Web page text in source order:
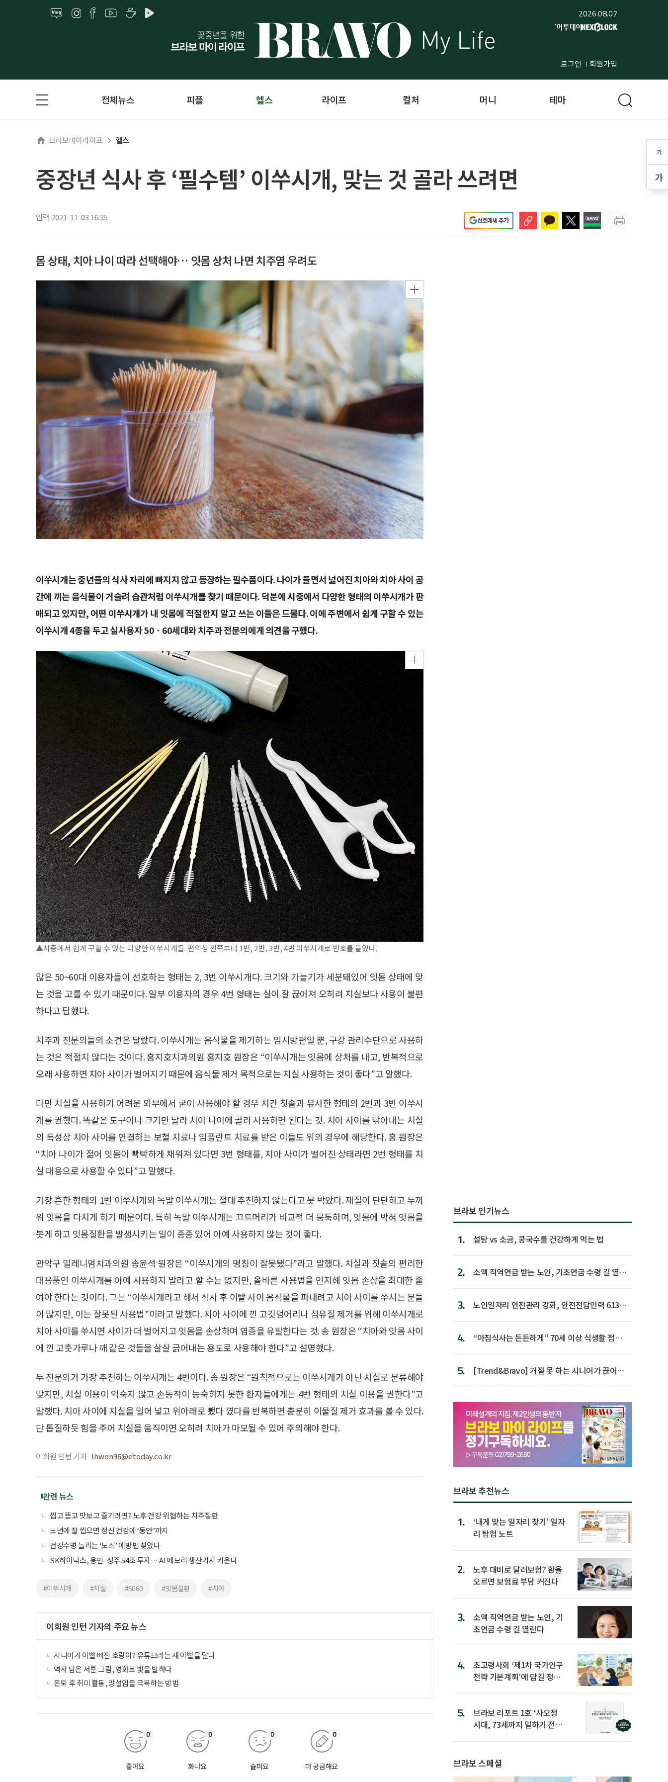
2026.08.07
로그인 회원가입
가
가
전체뉴스 피플 헬스 라이프 컬처 머니 테마
브라보마이라이프 헬스
중장년 식사 후 ‘필수템’ 이쑤시개, 맞는 것 골라 쓰려면
입력 2021-11-03 16:35 선호매체 추가
몸 상태, 치아 나이 따라 선택해야… 잇몸 상처 나면 치주염 우려도
이쑤시개는 중년들의 식사 자리에 빠지지 않고 등장하는 필수품이다. 나이가 들면서 넓어진 치아와 치아 사이 공
간에 끼는 음식물이 거슬려 습관처럼 이쑤시개를 찾기 때문이다. 덕분에 시중에서 다양한 형태의 이쑤시개가 판
매되고 있지만, 어떤 이쑤시개가 내 잇몸에 적절한지 알고 쓰는 이들은 드물다. 이에 주변에서 쉽게 구할 수 있는
이쑤시개 4종을 두고 실사용자 50ㆍ60세대와 치주과 전문의에게 의견을 구했다.
▲시중에서 쉽게 구할 수 있는 다양한 이쑤시개들. 편의상 왼쪽부터 1번, 2번, 3번, 4번 이쑤시개로 번호를 붙였다.
많은 50~60대 이용자들이 선호하는 형태는 2, 3번 이쑤시개다. 크기와 가늘기가 세분돼있어 잇몸 상태에 맞
는 것을 고를 수 있기 때문이다. 일부 이용자의 경우 4번 형태는 실이 잘 끊어져 오히려 치실보다 사용이 불편
하다고 답했다.
치주과 전문의들의 소견은 달랐다. 이쑤시개는 음식물을 제거하는 임시방편일 뿐, 구강 관리수단으로 사용하
는 것은 적절치 않다는 것이다. 홍지호치과의원 홍지호 원장은 “이쑤시개는 잇몸에 상처를 내고, 반복적으로
오래 사용하면 치아 사이가 벌어지기 때문에 음식물 제거 목적으로는 치실 사용하는 것이 좋다”고 말했다.
다만 치실을 사용하기 어려운 외부에서 굳이 사용해야 할 경우 치간 칫솔과 유사한 형태의 2번과 3번 이쑤시
개를 권했다. 똑같은 도구이나 크기만 달라 치아 나이에 골라 사용하면 된다는 것. 치아 사이를 닦아내는 치실
의 특성상 치아 사이를 연결하는 보철 치료나 임플란트 치료를 받은 이들도 위의 경우에 해당한다. 홍 원장은
“치아 나이가 젊어 잇몸이 빡빡하게 채워져 있다면 3번 형태를, 치아 사이가 벌어진 상태라면 2번 형태를 치
실 대용으로 사용할 수 있다”고 말했다.
가장 흔한 형태의 1번 이쑤시개와 녹말 이쑤시개는 절대 추천하지 않는다고 못 박았다. 재질이 단단하고 두꺼
워 잇몸을 다치게 하기 때문이다. 특히 녹말 이쑤시개는 끄트머리가 비교적 더 뭉툭하며, 잇몸에 박혀 잇몸을
붓게 하고 잇몸질환을 발생시키는 일이 종종 있어 아예 사용하지 않는 것이 좋다.
관악구 밀레니엄치과의원 송윤석 원장은 “이쑤시개의 명칭이 잘못됐다”라고 말했다. 치실과 칫솔의 편리한
대용품인 이쑤시개를 아예 사용하지 말라고 할 수는 없지만, 올바른 사용법을 인지해 잇몸 손상을 최대한 줄
여야 한다는 것이다. 그는 “이쑤시개라고 해서 식사 후 이빨 사이 음식물을 파내려고 치아 사이를 쑤시는 분들
이 많지만, 이는 잘못된 사용법”이라고 말했다. 치아 사이에 낀 고깃덩어리나 섬유질 제거를 위해 이쑤시개로
치아 사이를 쑤시면 사이가 더 벌어지고 잇몸을 손상하며 염증을 유발한다는 것. 송 원장은 “치아와 잇몸 사이
에 낀 고춧가루나 깨 같은 것들을 살살 긁어내는 용도로 사용해야 한다”고 설명했다.
두 전문의가 가장 추천하는 이쑤시개는 4번이다. 송 원장은 “원칙적으로는 이쑤시개가 아닌 치실로 분류해야
맞지만, 치실 이용이 익숙지 않고 손동작이 능숙하지 못한 환자들에게는 4번 형태의 치실 이용을 권한다”고
말했다. 치아 사이에 치실을 밀어 넣고 위아래로 뺐다 꼈다를 반복하면 충분히 이물질 제거 효과를 볼 수 있다.
단 톱질하듯 힘을 주어 치실을 움직이면 오히려 치아가 마모될 수 있어 주의해야 한다.
이희원 인턴 기자 lhwon96@etoday.co.kr
관련 뉴스
씹고 뜯고 맛보고 즐기려면? 노후 건강 위협하는 치주질환
노년에 잘 씹으면 정신 건강에 ‘동안’까지
건강수명 늘리는 ‘노쇠’ 예방법 찾았다
SK하이닉스, 용인·청주 54조 투자… AI 메모리 생산기지 키운다
#이쑤시개 #치실 #5060 #잇몸질환 #치아
이희원 인턴 기자의 주요 뉴스
시니어가 이빨 빠진 호랑이? 유튜브라는 새 이빨을 달다
역사 담은 서툰 그림, 영화로 빛을 발하다
은퇴 후 취미 활동, 망설임을 극복하는 방법
좋아요
0
화나요
0
슬퍼요
0
더 궁금해요
0
브라보 인기뉴스
1. 설탕 vs 소금, 콩국수를 건강하게 먹는 법
2.
소액 직역연금 받는 노인, 기초연금 수령 길 열린
3.
노인일자리 안전관리 강화, 안전전담인력 613명
4.
“아침식사는 든든하게” 70세 이상 식생활 점수
5.
[Trend&Bravo] 거절 못 하는 시니어가 끊어야
브라보 추천뉴스
1.
‘내게 맞는 일자리 찾기’ 일자
리 탐험 노트
2.
노후 대비로 달러보험? 환율
오르면 보험료 부담 커진다
3.
소액 직역연금 받는 노인, 기
초연금 수령 길 열린다
4.
초고령사회 ‘제1차 국가인구
전략 기본계획’에 담길 정책
5.
브라보 리포트 1호 ‘사오정
시대, 73세까지 일하기 전략’
브라보 스페셜